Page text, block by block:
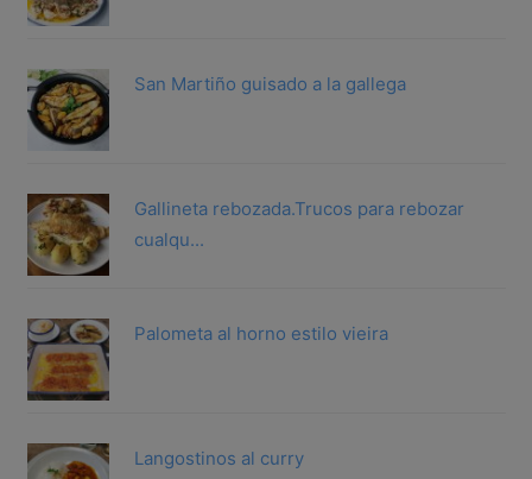
San Martiño guisado a la gallega
Gallineta rebozada.Trucos para rebozar
cualqu...
Palometa al horno estilo vieira
Langostinos al curry